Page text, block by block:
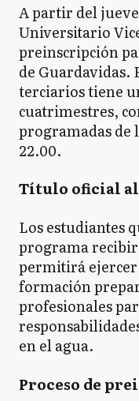
A partir del
Universitario
preinscripción
de Guardavidas.
terciarios tiene
cuatrimestres,
programadas de
22.00.
Título oficial
Los estudiantes
programa
permitirá ejercer
formación
profesionales
en el agua.
Proceso de